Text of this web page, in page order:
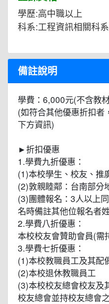
學歷:高中職以上
科系:工程資訊相關科系
備註說明
學費：6,000元(不含教
(如符合其他優惠折扣者
下方資訊)
►折扣優惠
1.學費九折優惠：
(1)本校學生、校友、推
(2)敦親睦鄰：台南部分
(3)團體報名：3人以上
名時備註其他位報名者
2.學費八折優惠：
本校校友會贊助會員(需
3.學費七折優惠：
(1)本校教職員工及其配
(2)本校退休教職員工
(3)本校校友總會校友及
校友總會並持校友總會